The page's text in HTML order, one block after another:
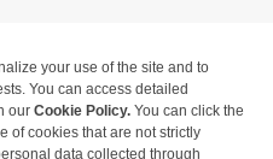
Повестка дня